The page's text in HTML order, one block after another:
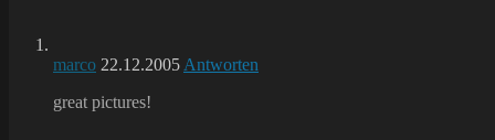
marco 22.12.2005 Antworten
great pictures!